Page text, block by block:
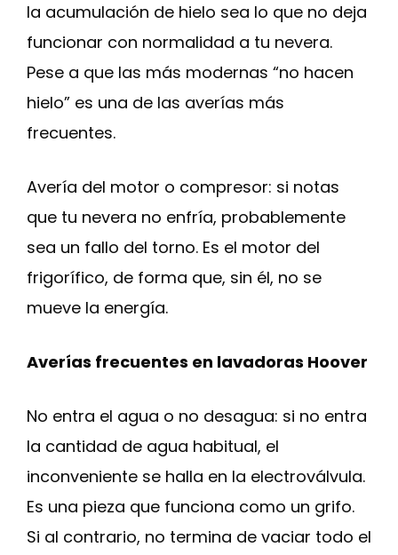
la acumulación de hielo sea lo que no deja
funcionar con normalidad a tu nevera.
Pese a que las más modernas “no hacen
hielo” es una de las averías más
frecuentes.
Avería del motor o compresor: si notas
que tu nevera no enfría, probablemente
sea un fallo del torno. Es el motor del
frigorífico, de forma que, sin él, no se
mueve la energía.
Averías frecuentes en lavadoras Hoover
No entra el agua o no desagua: si no entra
la cantidad de agua habitual, el
inconveniente se halla en la electroválvula.
Es una pieza que funciona como un grifo.
Si al contrario, no termina de vaciar todo el